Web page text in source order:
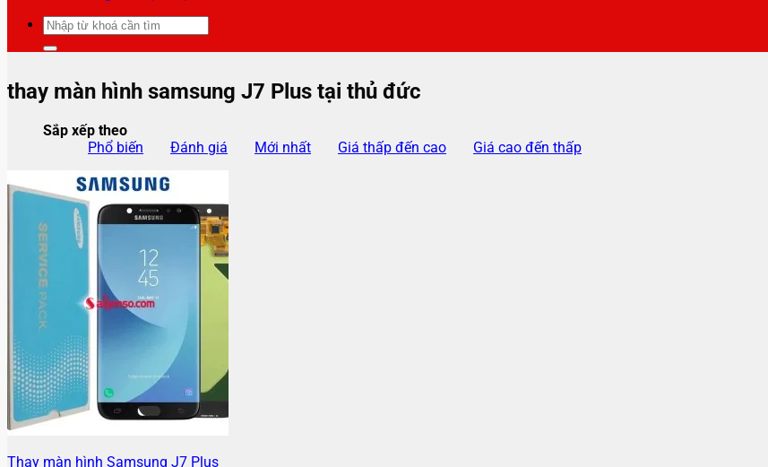
Tìm
kiếm:
thay màn hình samsung J7 Plus tại thủ đức
Sắp xếp theo
Phổ biến
Đánh giá Mới nhất Giá thấp đến cao Giá cao đến thấp
Thay màn hình Samsung J7 Plus